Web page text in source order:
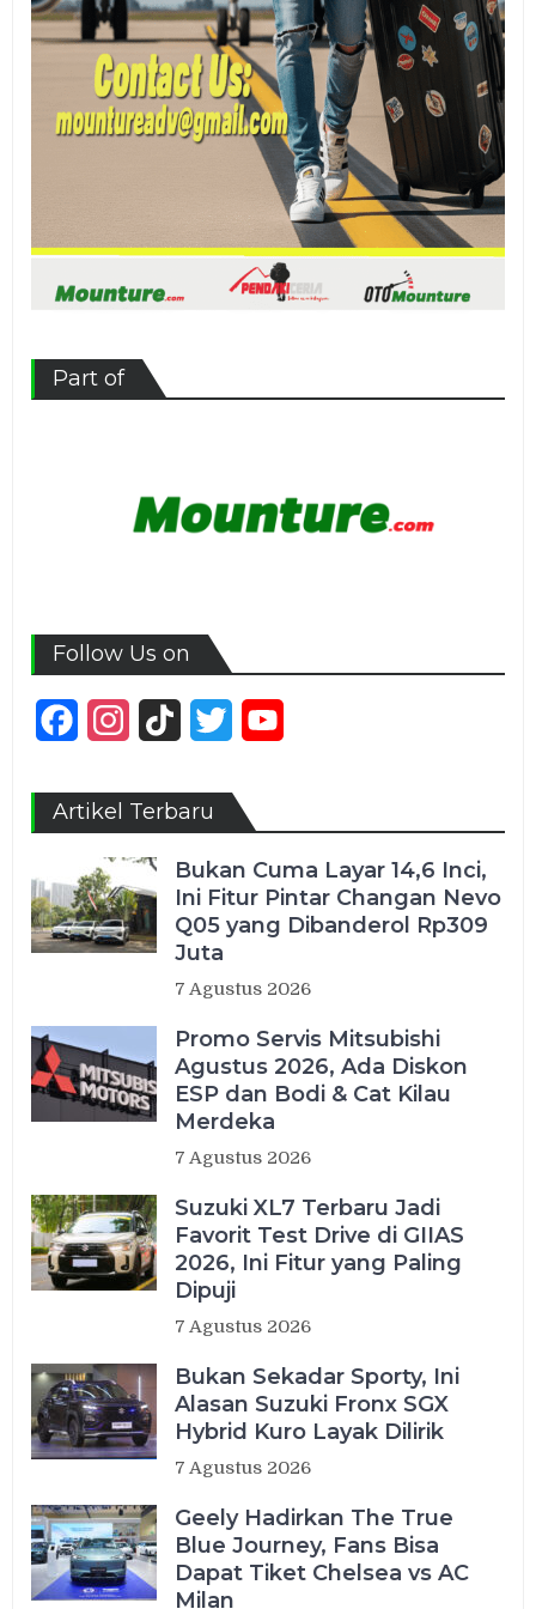
Part of
Follow Us on
FacebookInstagram
TikTok Twitter
Artikel Terbaru
Bukan Cuma Layar 14,6 Inci,
Ini Fitur Pintar Changan Nevo
Q05 yang Dibanderol Rp309
Juta
7 Agustus 2026
Promo Servis Mitsubishi
Agustus 2026, Ada Diskon
ESP dan Bodi & Cat Kilau
Merdeka
7 Agustus 2026
Suzuki XL7 Terbaru Jadi
Favorit Test Drive di GIIAS
2026, Ini Fitur yang Paling
Dipuji
7 Agustus 2026
Bukan Sekadar Sporty, Ini
Alasan Suzuki Fronx SGX
Hybrid Kuro Layak Dilirik
7 Agustus 2026
Geely Hadirkan The True
Blue Journey, Fans Bisa
Dapat Tiket Chelsea vs AC
Milan